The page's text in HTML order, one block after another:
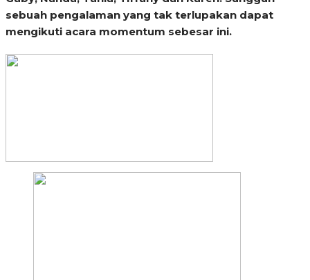
sebuah pengalaman yang tak terlupakan dapat
mengikuti acara momentum sebesar ini.